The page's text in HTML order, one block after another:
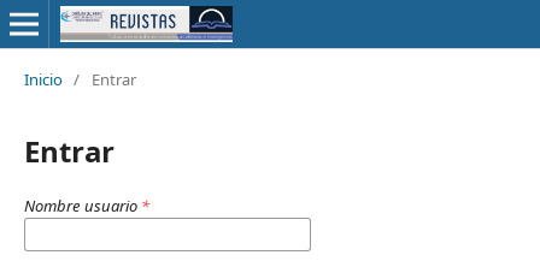
Inicio / Entrar
Entrar
Nombre usuario *